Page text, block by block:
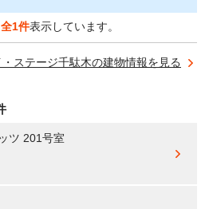
全1件表示しています。
・ステージ千駄木の建物情報を見る
ツ 201号室